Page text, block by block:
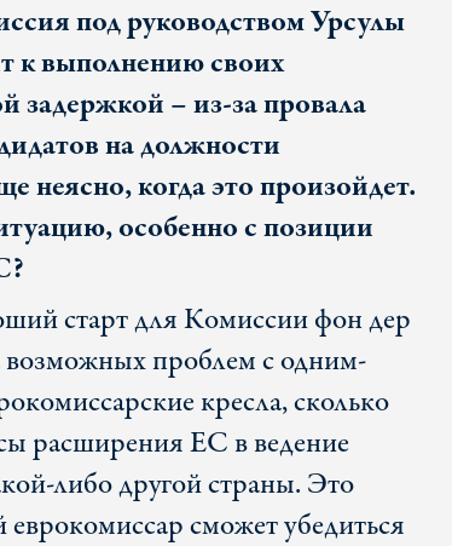
под руководством Урсулы
к выполнению своих
задержкой – из-за провала
на должности
неясно, когда это произойдет.
особенно с позиции
старт для Комиссии фон дер
возможных проблем с одним-
кресла, сколько
расширения ЕС в ведение
либо другой страны. Это
еврокомиссар сможет убедиться